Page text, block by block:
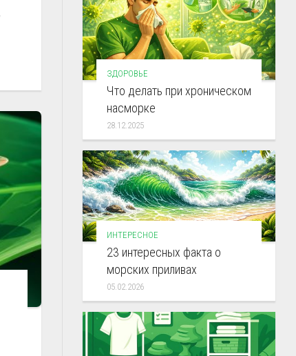
ЗДОРОВЬЕ
Что делать при хроническом
насморке
28.12.2025
ИНТЕРЕСНОЕ
23 интересных факта о
морских приливах
05.02.2026